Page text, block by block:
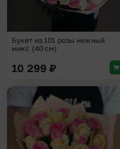
Букет из 101 розы нежный
микс (40 см)
10 299 ₽